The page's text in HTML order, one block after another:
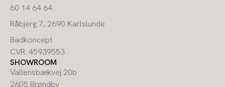
60 14 64 64
Råbjerg 7, 2690 Karlslunde
Badkoncept
CVR: 45939553
SHOWROOM
Vallensbækvej 20b
2605 Brøndby